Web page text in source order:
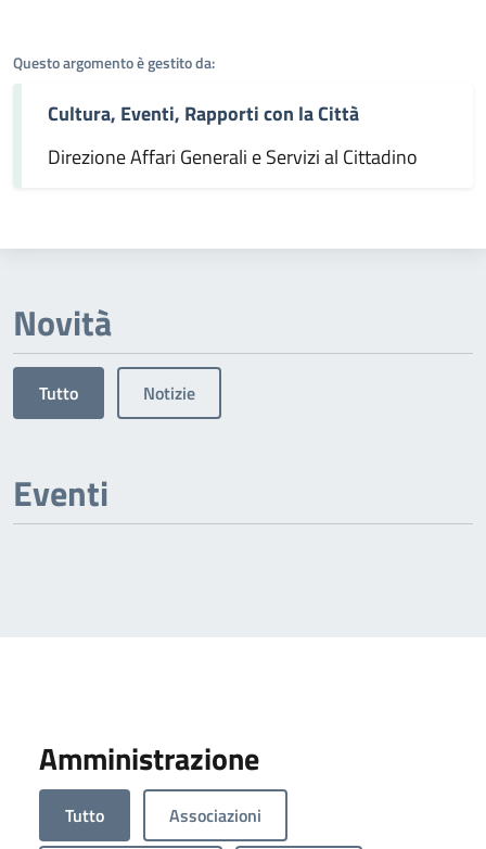
Questo argomento è gestito da:
Cultura, Eventi, Rapporti con la Città
Direzione Affari Generali e Servizi al Cittadino
Novità
Tutto Notizie
Eventi
Amministrazione
Tutto Associazioni